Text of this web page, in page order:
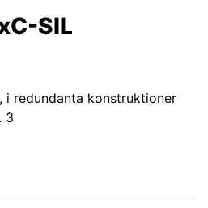
SIL
i redundanta konstruktioner
3